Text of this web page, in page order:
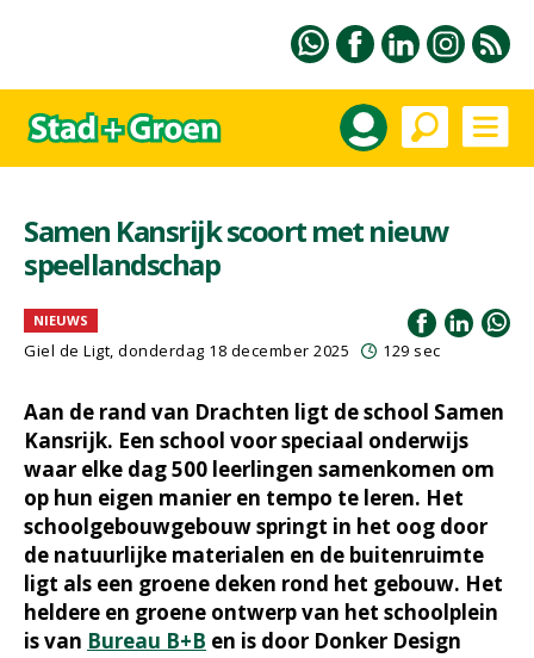
Samen Kansrijk scoort met nieuw
speellandschap
NIEUWS
Giel de Ligt, donderdag 18 december 2025 129 sec
Aan de rand van Drachten ligt de school Samen
Kansrijk. Een school voor speciaal onderwijs
waar elke dag 500 leerlingen samenkomen om
op hun eigen manier en tempo te leren. Het
schoolgebouwgebouw springt in het oog door
de natuurlijke materialen en de buitenruimte
ligt als een groene deken rond het gebouw. Het
heldere en groene ontwerp van het schoolplein
is van Bureau B+B en is door Donker Design